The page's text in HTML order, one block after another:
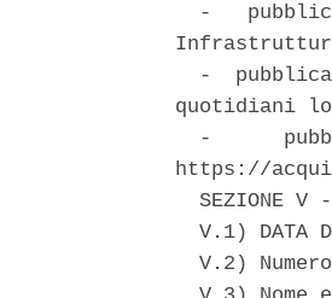
-
-
quotidiani
-
https://
SEZIONE V
V.1) DATA
V.2)